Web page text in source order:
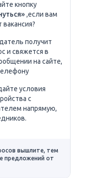
кнопку
,если вам
получит
и свяжется в
на сайте,
условия
с
напрямую,
вышлите, тем
предложений от